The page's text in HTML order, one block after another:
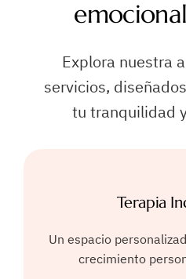
Explora nuestra
servicios,
tu tranquilidad
Terapia
Un espacio
crecimiento